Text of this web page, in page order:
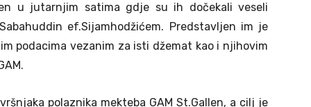
u jutarnjim satima gdje su ih dočekali veseli
ef.Sijamhodžićem. Predstavljen im je
podacima vezanim za isti džemat kao i njihovim
polaznika mekteba GAM St.Gallen, a cilj je